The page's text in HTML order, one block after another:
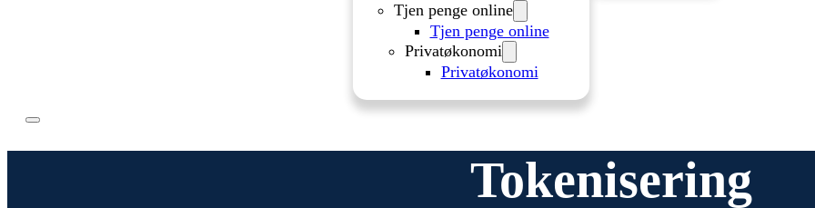
Tjen penge online
Tjen penge online
Privatøkonomi
Privatøkonomi
Tokenisering